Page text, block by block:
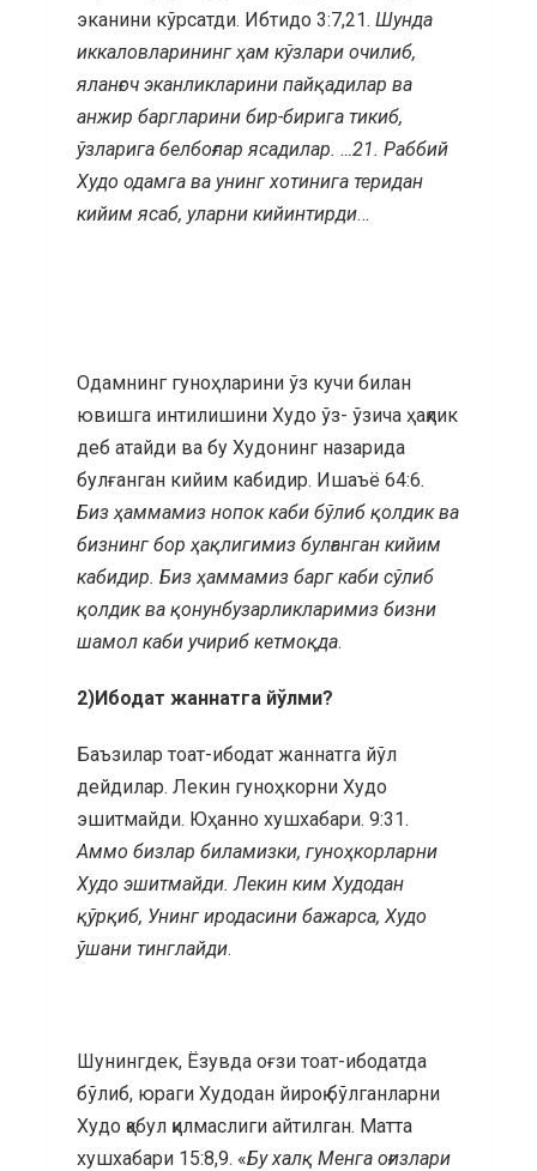
эканини кўрсатди. Ибтидо 3:7,21. Шунда
иккаловларининг ҳам кўзлари очилиб,
яланғоч эканликларини пайқадилар ва
анжир баргларини бир-бирига тикиб,
ўзларига белбоғлар ясадилар. …21. Раббий
Худо одамга ва унинг хотинига теридан
кийим ясаб, уларни кийинтирди…
Одамнинг гуноҳларини ўз кучи билан
ювишга интилишини Худо ўз- ўзича ҳақлик
деб атайди ва бу Худонинг назарида
булғанган кийим кабидир. Ишаъё 64:6.
Биз ҳаммамиз нопок каби бўлиб қолдик ва
бизнинг бор ҳақлигимиз булғанган кийим
кабидир. Биз ҳаммамиз барг каби сўлиб
қолдик ва қонунбузарликларимиз бизни
шамол каби учириб кетмоқда.
2)Ибодат жаннатга йўлми?
Баъзилар тоат-ибодат жаннатга йўл
дейдилар. Лекин гуноҳкорни Худо
эшитмайди. Юҳанно хушхабари. 9:31.
Аммо бизлар биламизки, гуноҳкорларни
Худо эшитмайди. Лекин ким Худодан
қўрқиб, Унинг иродасини бажарса, Худо
ўшани тинглайди.
Шунингдек, Ёзувда оғзи тоат-ибодатда
бўлиб, юраги Худодан йироқ бўлганларни
Худо қабул қилмаслиги айтилган. Матта
хушхабари 15:8,9. «Бу халқ Менга оғизлари